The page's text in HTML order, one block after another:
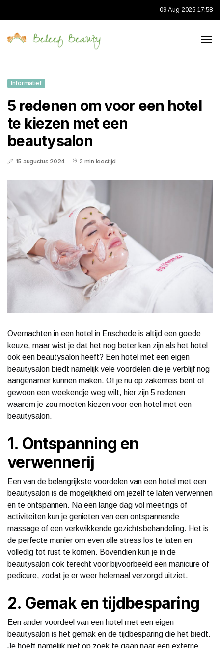
09 Aug 2026 17:58
Informatief
5 redenen om voor een hotel
te kiezen met een
beautysalon
15 augustus 2024 2 min leestijd
Overnachten in een hotel in Enschede is altijd een goede
keuze, maar wist je dat het nog beter kan zijn als het hotel
ook een beautysalon heeft? Een hotel met een eigen
beautysalon biedt namelijk vele voordelen die je verblijf nog
aangenamer kunnen maken. Of je nu op zakenreis bent of
gewoon een weekendje weg wilt, hier zijn 5 redenen
waarom je zou moeten kiezen voor een hotel met een
beautysalon.
1. Ontspanning en
verwennerij
Een van de belangrijkste voordelen van een hotel met een
beautysalon is de mogelijkheid om jezelf te laten verwennen
en te ontspannen. Na een lange dag vol meetings of
activiteiten kun je genieten van een ontspannende
massage of een verkwikkende gezichtsbehandeling. Het is
de perfecte manier om even alle stress los te laten en
volledig tot rust te komen. Bovendien kun je in de
beautysalon ook terecht voor bijvoorbeeld een manicure of
pedicure, zodat je er weer helemaal verzorgd uitziet.
2. Gemak en tijdbesparing
Een ander voordeel van een hotel met een eigen
beautysalon is het gemak en de tijdbesparing die het biedt.
Je hoeft namelijk niet op zoek te gaan naar een externe